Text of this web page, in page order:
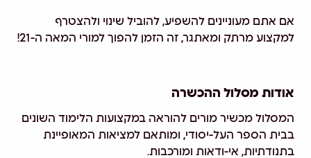
אם אתם מעוניינים להשפיע, להוביל שינוי ולהצטרף
למקצוע מרתק ומאתגר, זה הזמן להפוך למורי המאה ה-21!
אודות מסלול ההכשרה
המסלול מכשיר מורים להוראה במקצועות הלימוד השונים
בבית הספר העל-יסודי, ומותאם למציאות המאופיינת
בתנודתיות, אי-ודאות ומורכבות.